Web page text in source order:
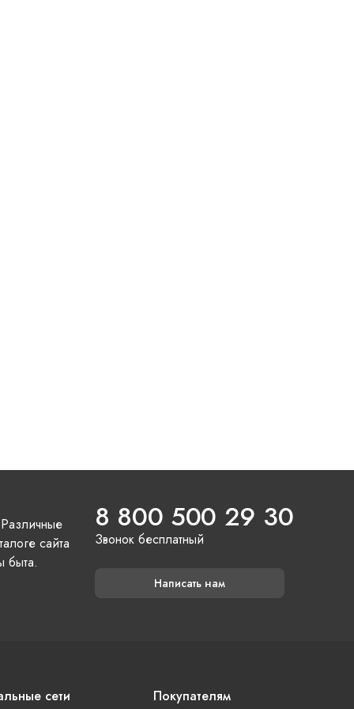
сайта
быта.
8 800 500 29 30
Звонок бесплатный
Написать нам
сети Покупателям